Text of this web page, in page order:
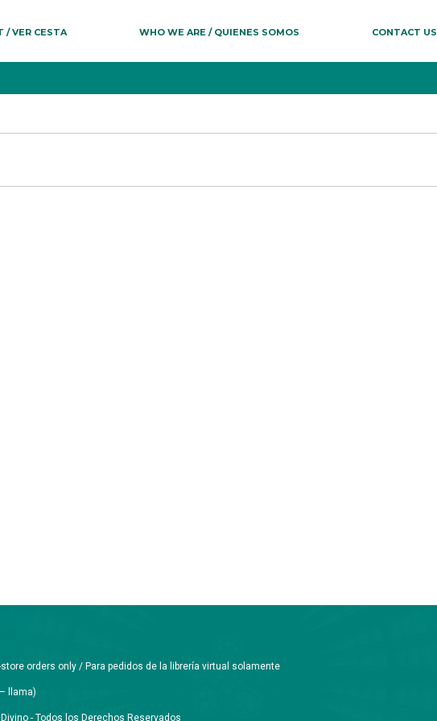
/ VER CESTA WHO WE ARE / QUIENES SOMOS CONTACT
store orders only / Para pedidos de la librería virtual solamente
llama)
- Todos los Derechos Reservados